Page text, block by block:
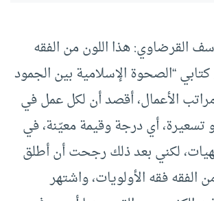
القرضاوي: هذا اللون من الفقه
“الصحوة الإسلامية بين الجمود
الأعمال، أقصد أن لكل عمل في
تسعيرة، أي درجة وقيمة معيّنة، في
لكني بعد ذلك رجحت أن أطلق
الفقه فقه الأولويات، واشتهر